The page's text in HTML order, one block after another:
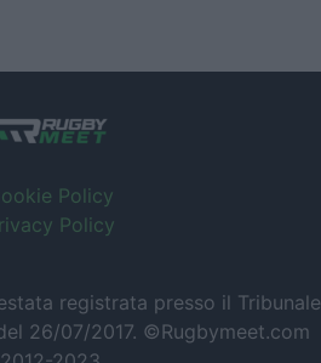
Policy
Policy
registrata presso il Tribunale
26/07/2017. ©Rugbymeet.com